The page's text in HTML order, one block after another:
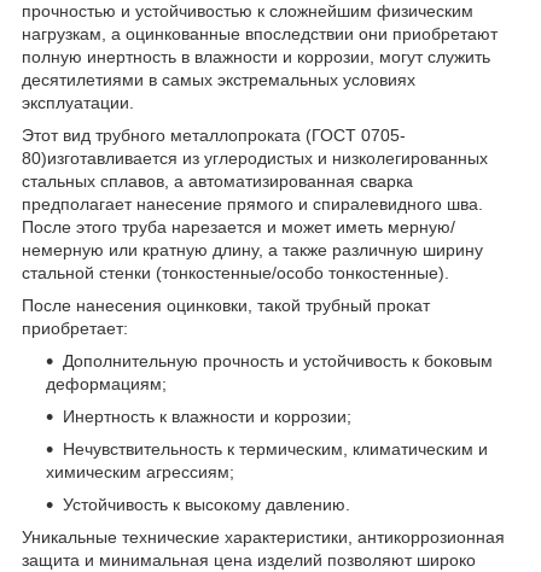
прочностью и устойчивостью к сложнейшим физическим
нагрузкам, а оцинкованные впоследствии они приобретают
полную инертность в влажности и коррозии, могут служить
десятилетиями в самых экстремальных условиях
эксплуатации.
Этот вид трубного металлопроката (ГОСТ 0705-
80)изготавливается из углеродистых и низколегированных
стальных сплавов, а автоматизированная сварка
предполагает нанесение прямого и спиралевидного шва.
После этого труба нарезается и может иметь мерную/
немерную или кратную длину, а также различную ширину
стальной стенки (тонкостенные/особо тонкостенные).
После нанесения оцинковки, такой трубный прокат
приобретает:
Дополнительную прочность и устойчивость к боковым
деформациям;
Инертность к влажности и коррозии;
Нечувствительность к термическим, климатическим и
химическим агрессиям;
Устойчивость к высокому давлению.
Уникальные технические характеристики, антикоррозионная
защита и минимальная цена изделий позволяют широко